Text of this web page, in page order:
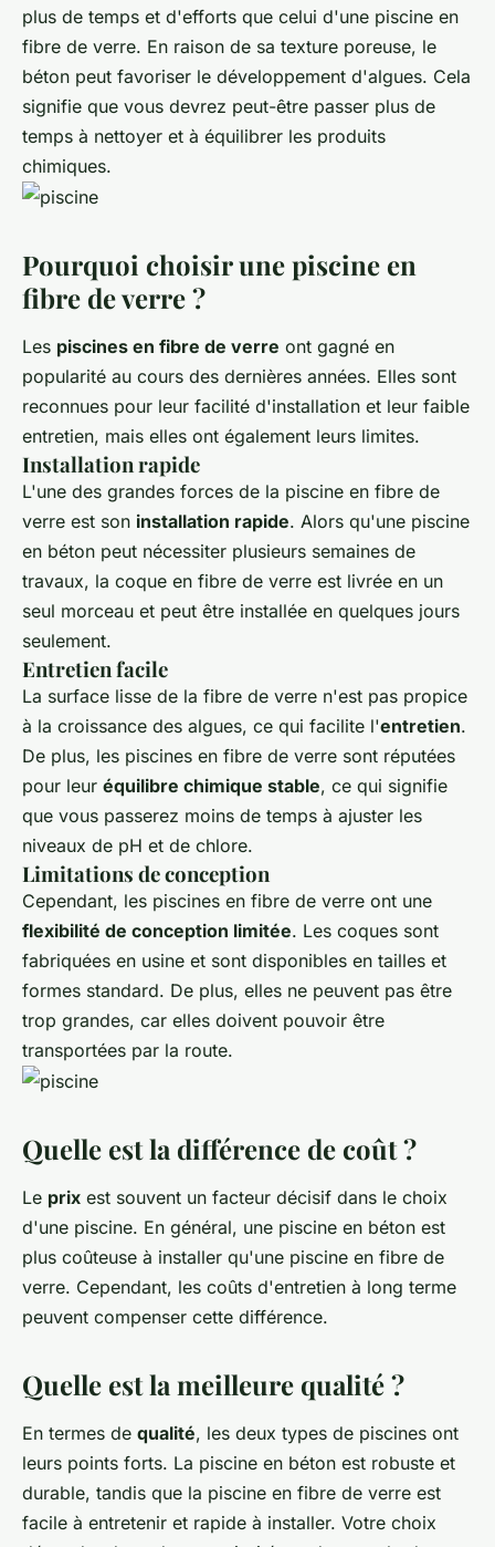
plus de temps et d'efforts que celui d'une piscine en
fibre de verre. En raison de sa texture poreuse, le
béton peut favoriser le développement d'algues. Cela
signifie que vous devrez peut-être passer plus de
temps à nettoyer et à équilibrer les produits
chimiques.
Pourquoi choisir une piscine en
fibre de verre ?
Les piscines en fibre de verre ont gagné en
popularité au cours des dernières années. Elles sont
reconnues pour leur facilité d'installation et leur faible
entretien, mais elles ont également leurs limites.
Installation rapide
L'une des grandes forces de la piscine en fibre de
verre est son installation rapide. Alors qu'une piscine
en béton peut nécessiter plusieurs semaines de
travaux, la coque en fibre de verre est livrée en un
seul morceau et peut être installée en quelques jours
seulement.
Entretien facile
La surface lisse de la fibre de verre n'est pas propice
à la croissance des algues, ce qui facilite l'entretien.
De plus, les piscines en fibre de verre sont réputées
pour leur équilibre chimique stable, ce qui signifie
que vous passerez moins de temps à ajuster les
niveaux de pH et de chlore.
Limitations de conception
Cependant, les piscines en fibre de verre ont une
flexibilité de conception limitée. Les coques sont
fabriquées en usine et sont disponibles en tailles et
formes standard. De plus, elles ne peuvent pas être
trop grandes, car elles doivent pouvoir être
transportées par la route.
Quelle est la différence de coût ?
Le prix est souvent un facteur décisif dans le choix
d'une piscine. En général, une piscine en béton est
plus coûteuse à installer qu'une piscine en fibre de
verre. Cependant, les coûts d'entretien à long terme
peuvent compenser cette différence.
Quelle est la meilleure qualité ?
En termes de qualité, les deux types de piscines ont
leurs points forts. La piscine en béton est robuste et
durable, tandis que la piscine en fibre de verre est
facile à entretenir et rapide à installer. Votre choix